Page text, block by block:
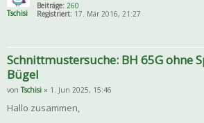
Tschisi
Beiträge: 260
Registriert:17. Mär 2016, 21:27
Schnittmustersuche: BH 65G ohne
Bügel
von Tschisi » 1. Jun 2025, 15:46
Hallo zusammen,